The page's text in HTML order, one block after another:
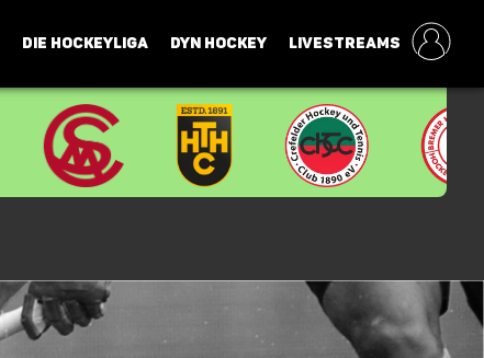
DIE HOCKEYLIGA DYN HOCKEY LIVESTREAMS